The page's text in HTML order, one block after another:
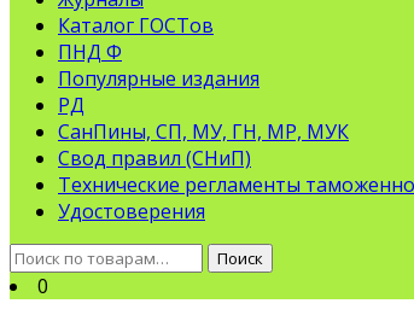
Каталог ГОСТов
ПНД Ф
Популярные издания
РД
СанПины, СП, МУ, ГН, МР, МУК
Свод правил (СНиП)
Технические регламенты
Удостоверения
Искать:
Поиск
0